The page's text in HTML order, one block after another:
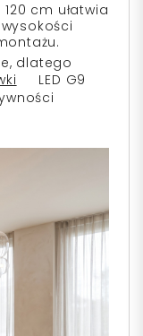
cm ułatwia
dlatego
LED G9